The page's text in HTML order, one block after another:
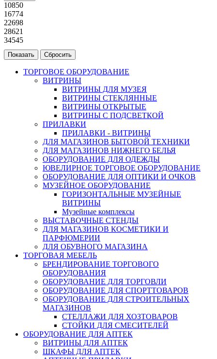
10850
16774
22698
28621
34545
ТОРГОВОЕ ОБОРУДОВАНИЕ
ВИТРИНЫ
ВИТРИНЫ ДЛЯ МУЗЕЯ
ВИТРИНЫ СТЕКЛЯННЫЕ
ВИТРИНЫ ОТКРЫТЫЕ
ВИТРИНЫ С ПОДСВЕТКОЙ
ПРИЛАВКИ
ПРИЛАВКИ - ВИТРИНЫ
ДЛЯ МАГАЗИНОВ БЫТОВОЙ ТЕХНИКИ
ДЛЯ МАГАЗИНОВ НИЖНЕГО БЕЛЬЯ
ОБОРУДОВАНИЕ ДЛЯ ОДЕЖДЫ
ЮВЕЛИРНОЕ ТОРГОВОЕ ОБОРУДОВАНИЕ
ОБОРУДОВАНИЕ ДЛЯ ОПТИКИ И ОЧКОВ
МУЗЕЙНОЕ ОБОРУДОВАНИЕ
ГОРИЗОНТАЛЬНЫЕ МУЗЕЙНЫЕ
ВИТРИНЫ
Музейные комплексы
ВЫСТАВОЧНЫЕ СТЕНДЫ
ДЛЯ МАГАЗИНОВ КОСМЕТИКИ И
ПАРФЮМЕРИИ
ДЛЯ ОБУВНОГО МАГАЗИНА
ТОРГОВАЯ МЕБЕЛЬ
БРЕНДИРОВАНИЕ ТОРГОВОГО
ОБОРУДОВАНИЯ
ОБОРУДОВАНИЕ ДЛЯ ТОРГОВЛИ
ОБОРУДОВАНИЕ ДЛЯ СПОРТТОВАРОВ
ОБОРУДОВАНИЕ ДЛЯ СТРОИТЕЛЬНЫХ
МАГАЗИНОВ
СТЕЛЛАЖИ ДЛЯ ХОЗТОВАРОВ
СТОЙКИ ДЛЯ СМЕСИТЕЛЕЙ
ОБОРУДОВАНИЕ ДЛЯ АПТЕК
ВИТРИНЫ ДЛЯ АПТЕК
ШКАФЫ ДЛЯ АПТЕК